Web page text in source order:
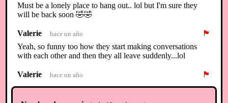
Must be a lonely place to hang out.. lol but I'm sure they
will be back soon 🤣🤣
Valerie hace un año
🏴
Yeah, so funny too how they start making conversations
with each other and then they all leave suddenly...lol
Valerie hace un año
🏴
Eliza if you scroll back through the Chat Room pinned post